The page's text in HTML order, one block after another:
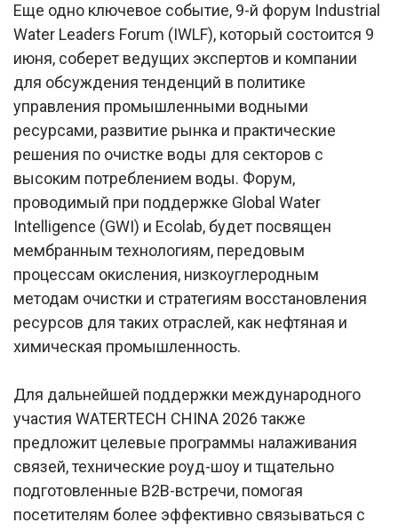
Еще одно ключевое событие, 9-й форум Industrial
Water Leaders Forum (IWLF), который состоится 9
июня, соберет ведущих экспертов и компании
для обсуждения тенденций в политике
управления промышленными водными
ресурсами, развитие рынка и практические
решения по очистке воды для секторов с
высоким потреблением воды. Форум,
проводимый при поддержке Global Water
Intelligence (GWI) и Ecolab, будет посвящен
мембранным технологиям, передовым
процессам окисления, низкоуглеродным
методам очистки и стратегиям восстановления
ресурсов для таких отраслей, как нефтяная и
химическая промышленность.
Для дальнейшей поддержки международного
участия WATERTECH CHINA 2026 также
предложит целевые программы налаживания
связей, технические роуд-шоу и тщательно
подготовленные B2B-встречи, помогая
посетителям более эффективно связываться с